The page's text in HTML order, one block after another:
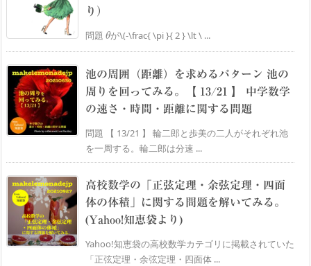
り）
問題 θが\(-\frac{ \pi }{ 2 } \lt \ ...
池の周囲（距離）を求めるパターン 池の
周りを回ってみる。【 13/21 】 中学数学
の速さ・時間・距離に関する問題
問題 【 13/21 】 輪二郎と歩美の二人がそれぞれ池
を一周する。輪二郎は分速 ...
高校数学の「正弦定理・余弦定理・四面
体の体積」に関する問題を解いてみる。
(Yahoo!知恵袋より)
Yahoo!知恵袋の高校数学カテゴリに掲載されていた
「正弦定理・余弦定理・四面体 ...